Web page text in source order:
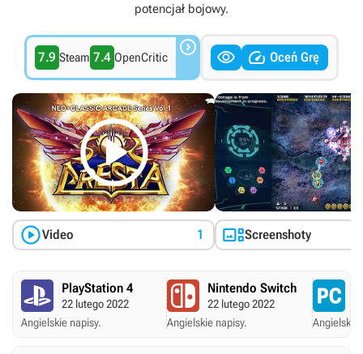
potencjał bojowy.
7.9 Steam 7.4 OpenCritic    Oceń Grę

Video 1 Screenshoty
PlayStation 4
22 lutego 2022
Angielskie napisy.
Nintendo Switch
22 lutego 2022
Angielskie napisy.
Angielskie